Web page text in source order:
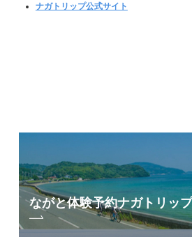
ナガトリップ公式サイト
ながと体験予約ナガトリップ